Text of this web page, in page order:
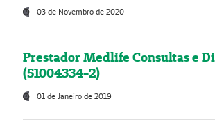
03 de Novembro de 2020
Prestador Medlife Consultas e
(51004334-2)
01 de Janeiro de 2019